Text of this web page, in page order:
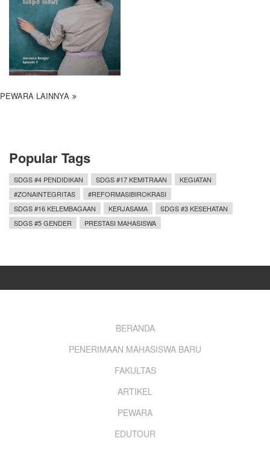
PEWARA LAINNYA
Popular Tags
SDGS #4 PENDIDIKAN SDGS #17 KEMITRAAN
KEGIATAN
#ZONAINTEGRITAS
#REFORMASIBIROKRASI
SDGS #16 KELEMBAGAAN
KERJASAMA
SDGS #3 KESEHATAN
SDGS #5 GENDER
PRESTASI MAHASISWA
BERANDA
PENERIMAAN MAHASISWA BARU
FAKULTAS
ARTIKEL
PEWARA
EDUTOUR